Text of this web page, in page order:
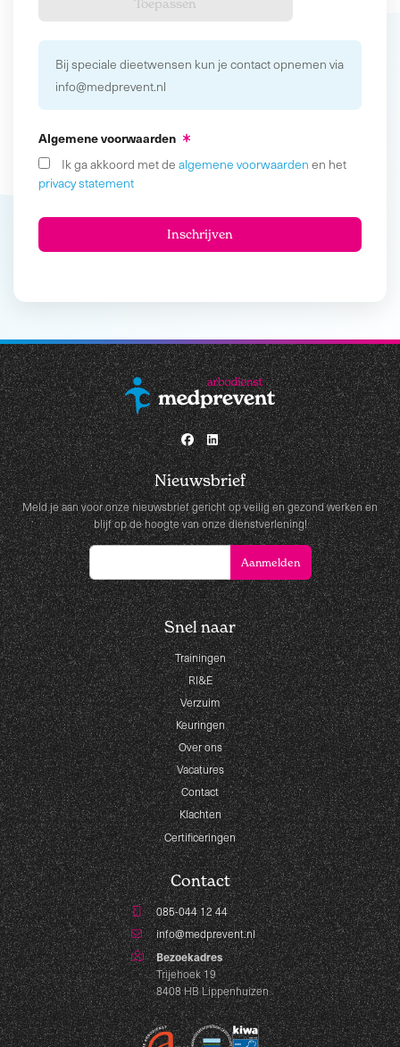
Bij speciale dieetwensen kun je contact opnemen via
info@medprevent.nl
Algemene voorwaarden
Ik ga akkoord met de algemene voorwaarden en het
privacy statement
Nieuwsbrief
Meld je aan voor onze nieuwsbrief gericht op veilig en gezond werken en
blijf op de hoogte van onze dienstverlening!
Snel naar
Trainingen
RI&E
Verzuim
Keuringen
Over ons
Vacatures
Contact
Klachten
Certificeringen
Contact
085-044 12 44
info@medprevent.nl
Bezoekadres
Trijehoek 19
8408 HB Lippenhuizen